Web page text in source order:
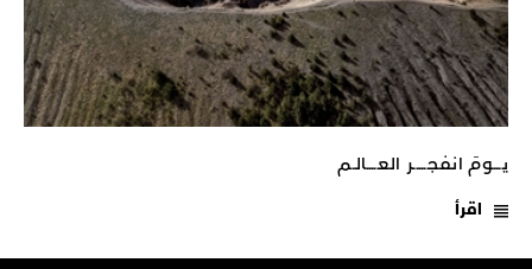
يـــومَ انفجـــــر العــــالـم
اقرأ